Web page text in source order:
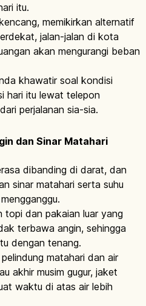
itu.
memikirkan alternatif
jalan-jalan di kota
akan mengurangi beban
khawatir soal kondisi
hari itu lewat telepon
perjalanan sia-sia.
dan Sinar Matahari
dibanding di darat, dan
sinar matahari serta suhu
topi dan pakaian luar yang
terbawa angin, sehingga
dengan tenang.
matahari dan air
akhir musim gugur, jaket
waktu di atas air lebih